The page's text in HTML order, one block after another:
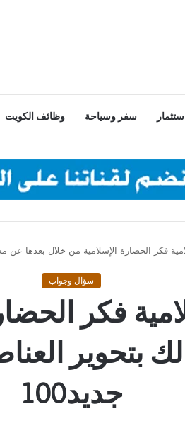
سفر وسياحة وظائف الكويت
فكر الحضارة الإسلامية من خلال بعدها عن
سؤال وجواب
فكر
بتحوير
جديد100